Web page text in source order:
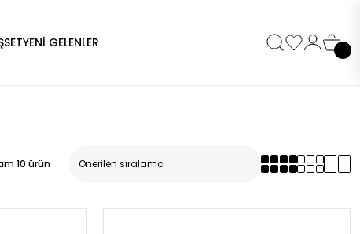
SETYENİ GELENLER
10 ürün